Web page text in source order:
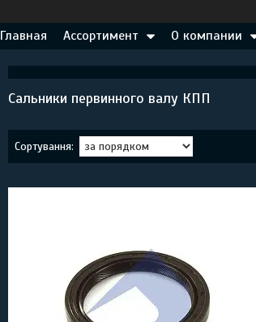
Главная Ассортимент О компании
Сальники первинного валу КПП